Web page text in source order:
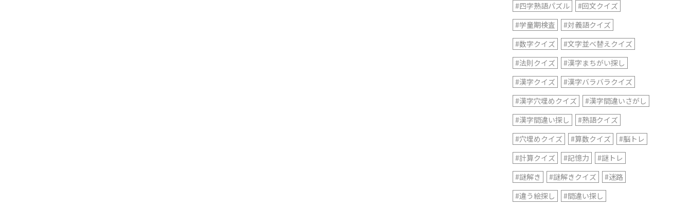
#四字熟語パズル
#回文クイズ
#学童期検査
#対義語クイズ
#数字クイズ
#文字並べ替えクイズ
#法則クイズ
#漢字まちがい探し
#漢字クイズ
#漢字バラバラクイズ
#漢字穴埋めクイズ
#漢字間違いさがし
#漢字間違い探し
#熟語クイズ
#穴埋めクイズ
#算数クイズ
#脳トレ
#計算クイズ
#記憶力
#謎トレ
#謎解き
#謎解きクイズ
#迷路
#違う絵探し
#間違い探し